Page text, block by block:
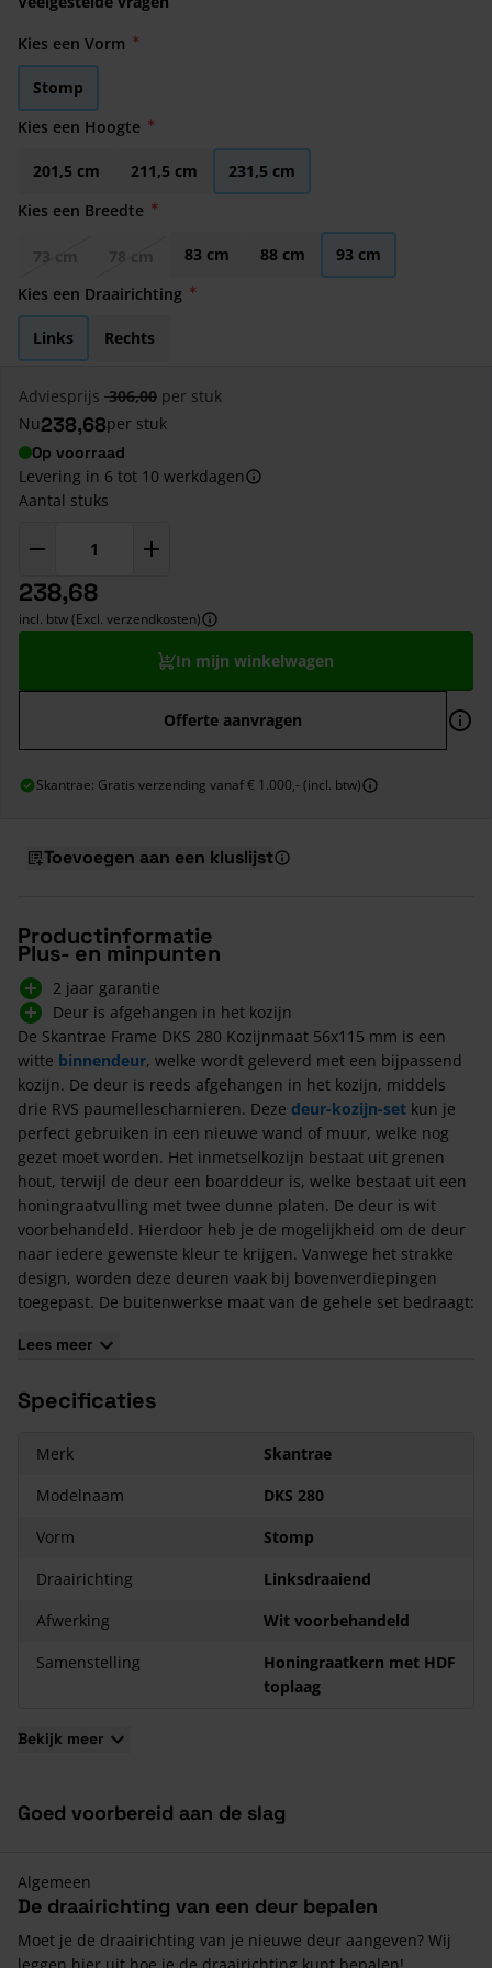
Kies een Vorm
Stomp
Kies een Hoogte
201,5 cm 211,5 cm
231,5 cm
Kies een Breedte
83 cm 88 cm
93 cm
Kies een Draairichting
Links Rechts
Adviesprijs 306,00 per stuk
Nu238,68per stuk
Op voorraad
Levering in 6 tot 10 werkdagen
Aantal stuks
238,68
incl. btw (Excl. verzendkosten)
In mijn winkelwagen
Offerte aanvragen
Skantrae: Gratis verzending vanaf € 1.000,- (incl. btw)
Toevoegen aan een kluslijst
Productinformatie
Plus- en minpunten
2 jaar garantie
Deur is afgehangen in het kozijn
De Skantrae Frame DKS 280 Kozijnmaat 56x115 mm is een
witte binnendeur, welke wordt geleverd met een bijpassend
kozijn. De deur is reeds afgehangen in het kozijn, middels
drie RVS paumellescharnieren. Deze deur-kozijn-set kun je
perfect gebruiken in een nieuwe wand of muur, welke nog
gezet moet worden. Het inmetselkozijn bestaat uit grenen
hout, terwijl de deur een boarddeur is, welke bestaat uit een
honingraatvulling met twee dunne platen. De deur is wit
voorbehandeld. Hierdoor heb je de mogelijkheid om de deur
naar iedere gewenste kleur te krijgen. Vanwege het strakke
design, worden deze deuren vaak bij bovenverdiepingen
toegepast. De buitenwerkse maat van de gehele set bedraagt:
hoogte.
Eigenschappen van de Skantrae Frame DKS 280
Kozijnmaat 56x115 mm
Iedere deur bestaat uit een voorgeboord slotgat en Nemef
De deur is wit voorbehandeld
Maatwerkproduct
De Skantrae Frame DKS 280 Kozijnmaat 56x115 mm is een
is gemonteerd in het kozijn. Hierdoor is het niet mogelijk de
deur retour te sturen. Ook is de deur ook uitgesloten van
Lees meer
Specificaties
Merk
Skantrae
Modelnaam
DKS 280
Vorm
Stomp
Draairichting
Linksdraaiend
Afwerking
Wit voorbehandeld
Samenstelling
Honingraatkern met HDF
toplaag
Bekijk meer
Goed voorbereid aan de slag
Algemeen
De draairichting van een deur bepalen
Moet je de draairichting van je nieuwe deur aangeven? Wij